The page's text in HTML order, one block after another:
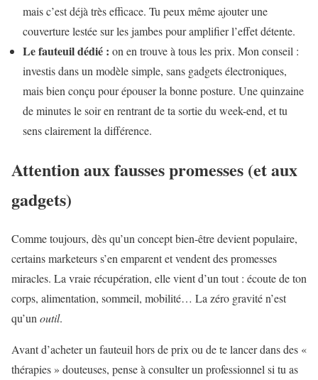
mais c’est déjà très efficace. Tu peux même ajouter une
couverture lestée sur les jambes pour amplifier l’effet détente.
Le fauteuil dédié : on en trouve à tous les prix. Mon conseil :
investis dans un modèle simple, sans gadgets électroniques,
mais bien conçu pour épouser la bonne posture. Une quinzaine
de minutes le soir en rentrant de ta sortie du week-end, et tu
sens clairement la différence.
Attention aux fausses promesses (et aux
gadgets)
Comme toujours, dès qu’un concept bien-être devient populaire,
certains marketeurs s’en emparent et vendent des promesses
miracles. La vraie récupération, elle vient d’un tout : écoute de ton
corps, alimentation, sommeil, mobilité… La zéro gravité n’est
qu’un outil.
Avant d’acheter un fauteuil hors de prix ou de te lancer dans des «
thérapies » douteuses, pense à consulter un professionnel si tu as